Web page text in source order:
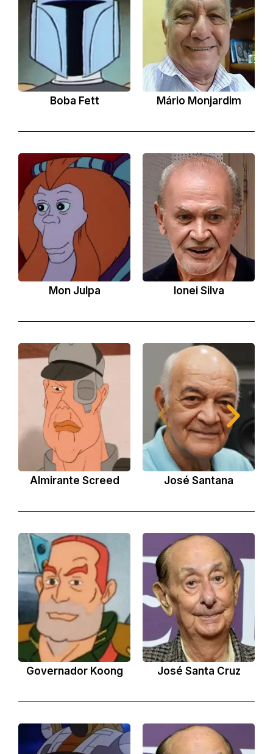
Boba Fett Mário Monjardim
Mon Julpa Ionei Silva
Almirante Screed José Santana
Governador Koong José Santa Cruz